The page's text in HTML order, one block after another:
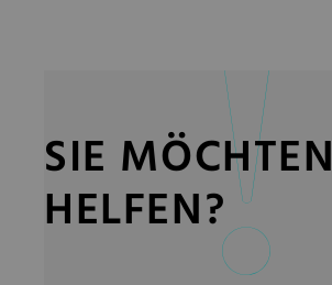
SIE MÖCHTEN
HELFEN?